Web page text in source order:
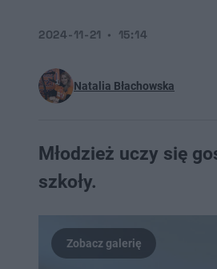
Natalia Błachowska
2024-11-21 15:14
Młodzież uczy się
szkoły.